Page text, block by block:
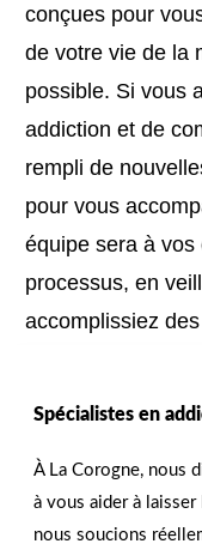
conçues pour
de votre vie de la
possible. Si vous
addiction et de
rempli de
pour vous
équipe sera à
processus, en
accomplissiez
Spécialistes en
À La Corogne, nous
à vous aider à
nous soucions